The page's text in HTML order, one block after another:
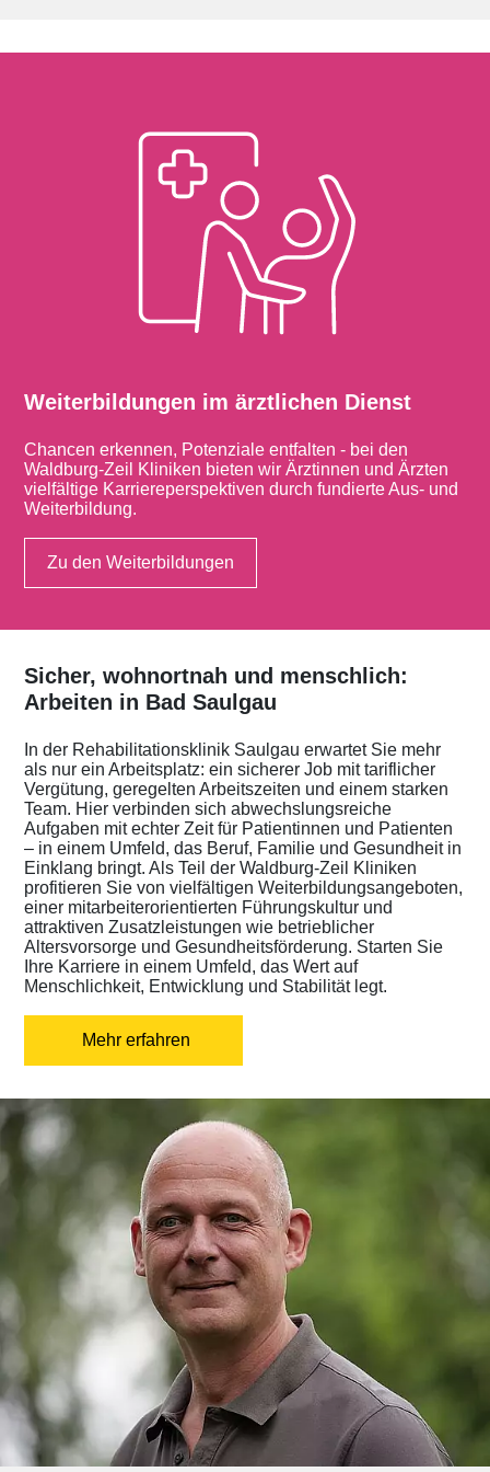
Weiterbildungen im ärztlichen Dienst
Chancen erkennen, Potenziale entfalten - bei den
Waldburg-Zeil Kliniken bieten wir Ärztinnen und Ärzten
vielfältige Karriereperspektiven durch fundierte Aus- und
Weiterbildung.
Zu den Weiterbildungen
Sicher, wohnortnah und menschlich:
Arbeiten in Bad Saulgau
In der Rehabilitationsklinik Saulgau erwartet Sie mehr
als nur ein Arbeitsplatz: ein sicherer Job mit tariflicher
Vergütung, geregelten Arbeitszeiten und einem starken
Team. Hier verbinden sich abwechslungsreiche
Aufgaben mit echter Zeit für Patientinnen und Patienten
– in einem Umfeld, das Beruf, Familie und Gesundheit in
Einklang bringt. Als Teil der Waldburg-Zeil Kliniken
profitieren Sie von vielfältigen Weiterbildungsangeboten,
einer mitarbeiterorientierten Führungskultur und
attraktiven Zusatzleistungen wie betrieblicher
Altersvorsorge und Gesundheitsförderung. Starten Sie
Ihre Karriere in einem Umfeld, das Wert auf
Menschlichkeit, Entwicklung und Stabilität legt.
Mehr erfahren